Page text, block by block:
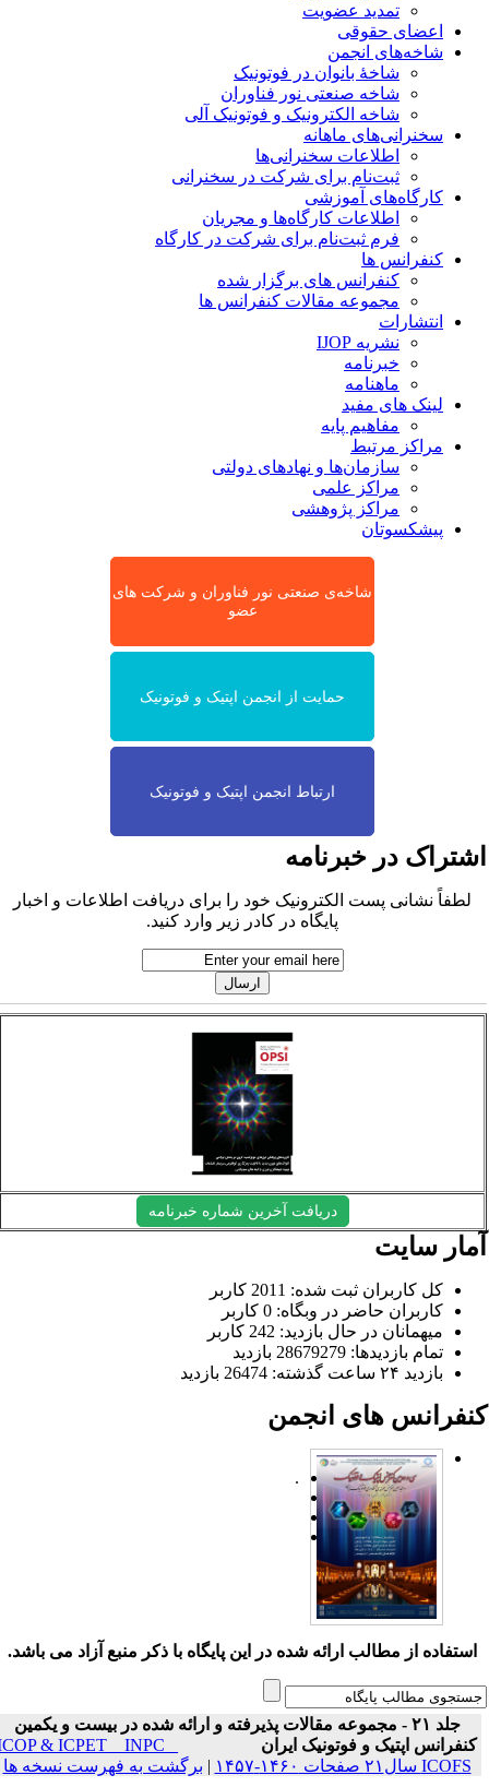
تمدید عضویت
اعضای حقوقی
شاخه‌های انجمن
شاخۀ بانوان در فوتونیک
شاخه صنعتی نور فناوران
شاخه‌ الکترونیک و فوتونیک آلی
سخنرانی‌های ماهانه
اطلاعات سخنرانی‌‌ها
ثبت‌نام برای شرکت در سخنرانی
کارگاه‌های آموزشی
اطلاعات کارگاه‌ها و مجریان
فرم ثبت‌نام برای شرکت در کارگاه
کنفرانس ها
کنفرانس های برگزار شده
مجموعه مقالات کنفرانس ها
انتشارات
نشریه IJOP
خبرنامه
ماهنامه
لینک های مفید
مفاهیم پایه
مراکز مرتبط
سازمان‌ها و نهادهای دولتی
مراکز علمی
مراکز پژوهشی
پیشکسوتان
شاخه‌ی صنعتی نور فناوران و شرکت های
عضو
حمایت از انجمن اپتیک و فوتونیک
ارتباط انجمن اپتیک و فوتونیک
در خبرنامه
لطفاً نشانی پست الکترونیک خود را برای دریافت اطلاعات و اخبار
پایگاه در کادر زیر وارد کنید.
دریافت آخرین شماره خبرنامه
سایت
کل کاربران ثبت شده: 2011 کاربر
کاربران حاضر در وبگاه: 0 کاربر
میهمانان در حال بازدید: 242 کاربر
تمام بازدید‌ها: 28679279 بازدید
بازدید ۲۴ ساعت گذشته: 26474 بازدید
های انجمن
.
استفاده از مطالب ارائه شده در این پایگاه با ذکر منبع آزاد می باشد.
جلد ۲۱ - مجموعه مقالات پذیرفته و ارائه شده در بیست و یکمین
کنفرانس اپتیک و فوتونیک ایران
ICOP & ICPET _ INPC _
ICOFS سال۲۱ صفحات ۱۴۶۰-۱۴۵۷
| برگشت به فهرست نسخه ها